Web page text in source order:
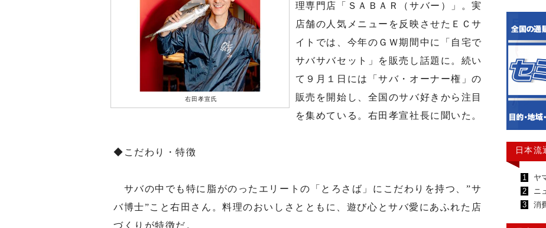
右田孝宣氏
理専門店「ＳＡＢＡＲ（サバー）」。実
店舗の人気メニューを反映させたＥＣサ
イトでは、今年のＧＷ期間中に「自宅で
サバサバセット」を販売し話題に。続い
て９月１日には「サバ・オーナー権」の
販売を開始し、全国のサバ好きから注目
を集めている。右田孝宣社長に聞いた。
◆こだわり・特徴
サバの中でも特に脂がのったエリートの「とろさば」にこだわりを持つ、”サ
バ博士”こと右田さん。料理のおいしさとともに、遊び心とサバ愛にあふれた店
づくりが特徴だ。
日本流
1
ヤ
2
ニ
3
消